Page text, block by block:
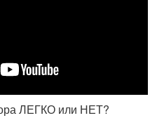
ЛЕГКО или НЕТ?